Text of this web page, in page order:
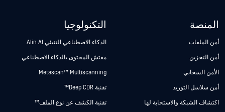
المنصة
أمن الملفات
أمن التخزين
الأمن السحابي
أمن سلاسل التوريد
اكتشاف الشبكة والاستجابة لها
التكنولوجيا
الذكاء الاصطناعي التنبئي Alin AI
مفتش المحتوى بالذكاء الاصطناعي
Metascan™ Multiscanning
تقنية Deep CDR™
تقنية الكشف عن نوع الملف™